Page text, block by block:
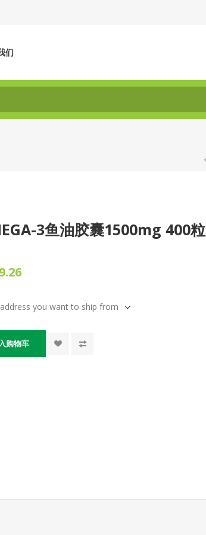
们
3鱼油胶囊1500mg 400粒
you want to ship from